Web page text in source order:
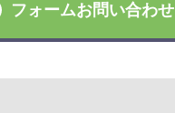
フォームお問い合わせ